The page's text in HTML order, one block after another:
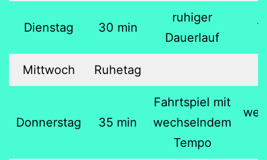
Dienstag 30 min
ruhiger
Dauerlauf
Mittwoch Ruhetag
Donnerstag 35 min
Fahrtspiel mit
wechselndem
Tempo